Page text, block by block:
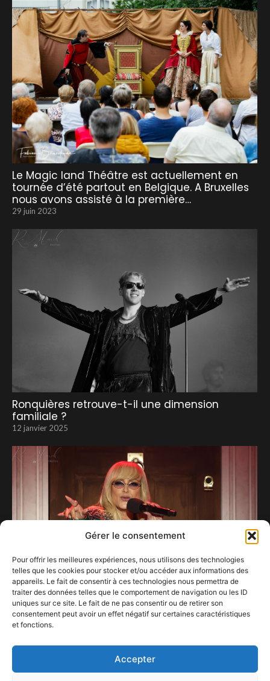
Gérer le consentement
Pour offrir les meilleures expériences, nous utilisons des technologies
telles que les cookies pour stocker et/ou accéder aux informations des
appareils. Le fait de consentir à ces technologies nous permettra de
traiter des données telles que le comportement de navigation ou les ID
uniques sur ce site. Le fait de ne pas consentir ou de retirer son
consentement peut avoir un effet négatif sur certaines caractéristiques
et fonctions.
Accepter
Le Magic land Théâtre est actuellement en
tournée d’été partout en Belgique. A Bruxelles
nous avons assisté à la première…
29 juin 2023
Ronquières retrouve-t-il une dimension
familiale ?
12 janvier 2025
Les années n’ont aucune emprise sur
19 avril 2025